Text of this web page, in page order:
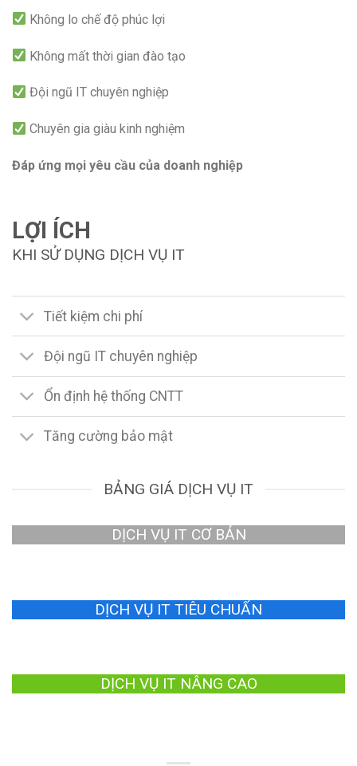
Không lo chế độ phúc lợi
Không mất thời gian đào tạo
Đội ngũ IT chuyên nghiệp
Chuyên gia giàu kinh nghiệm
Đáp ứng mọi yêu cầu của doanh nghiệp
LỢI ÍCH
KHI SỬ DỤNG DỊCH VỤ IT
Tiết kiệm chi phí
Đội ngũ IT chuyên nghiệp
Ổn định hệ thống CNTT
Tăng cường bảo mật
BẢNG GIÁ DỊCH VỤ IT
DỊCH VỤ IT CƠ BẢN
DỊCH VỤ IT TIÊU CHUẨN
DỊCH VỤ IT NÂNG CAO